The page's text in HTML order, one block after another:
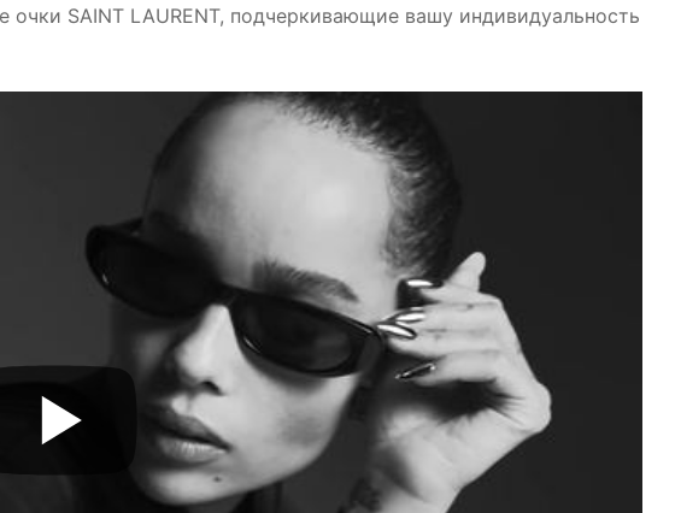
SAINT LAURENT, подчеркивающие вашу индивидуальность